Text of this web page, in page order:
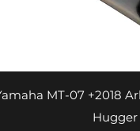
MT-07 +2018